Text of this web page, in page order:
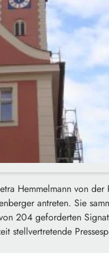
Hemmelmann von der
antreten. Sie
204 geforderten
stellvertretende